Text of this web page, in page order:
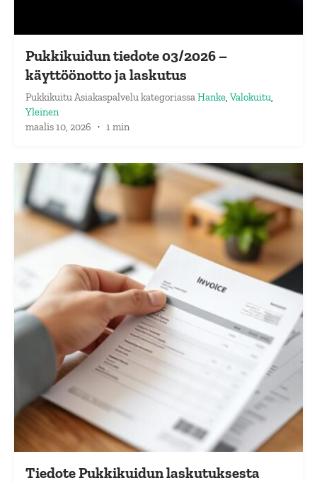
Pukkikuidun tiedote 03/2026 –
käyttöönotto ja laskutus
Pukkikuitu Asiakaspalvelu kategoriassa Hanke Valokuitu
Yleinen
maalis 10, 2026 · 1 min
Tiedote Pukkikuidun laskutuksesta